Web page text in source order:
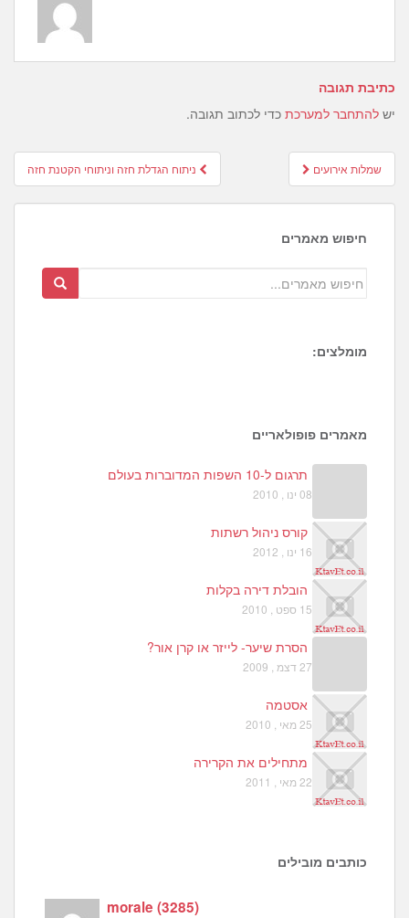
כתיבת תגובה
יש להתחבר למערכת כדי לכתוב תגובה.
Post
navigation
ניתוח הגדלת חזה וניתוחי הקטנת חזה שמלות אירועים
חיפוש מאמרים
מומלצים:
2
מאמרים פופולאריים
תרגום ל-10 השפות המדוברות בעולם
08 ינו , 2010
קורס ניהול רשתות
16 ינו , 2012
הובלת דירה בקלות
15 ספט , 2010
הסרת שיער- לייזר או קרן אור?
27 דצמ , 2009
אסטמה
25 מאי , 2010
מתחילים את הקרירה
22 מאי , 2011
כותבים מובילים
morale(3285)